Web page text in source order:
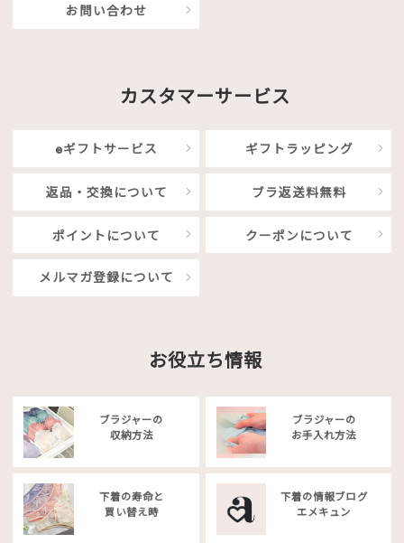
お問い合わせ
カスタマーサービス
eギフトサービス ギフトラッピング
返品・交換について ブラ返送料無料
ポイントについて クーポンについて
メルマガ登録について
お役立ち情報
ブラジャーの
収納方法
ブラジャーの
お手入れ方法
下着の寿命と
買い替え時
下着の情報ブログ
エメキュン